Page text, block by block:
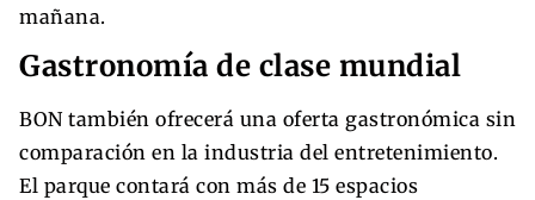
mañana.
Gastronomía de clase mundial
BON también ofrecerá una oferta gastronómica sin
comparación en la industria del entretenimiento.
El parque contará con más de 15 espacios